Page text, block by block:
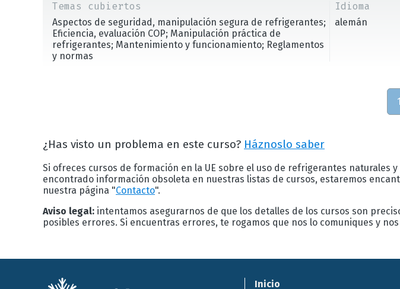
Temas cubiertos
Aspectos de seguridad, manipulación segura de refrigerantes;
Eficiencia, evaluación COP; Manipulación práctica de
refrigerantes; Mantenimiento y funcionamiento; Reglamentos
y normas
Idioma
alemán
1
¿Has visto un problema en este curso? Háznoslo saber
Si ofreces cursos de formación en la UE sobre el uso de refrigerantes naturales
encontrado información obsoleta en nuestras listas de cursos, estaremos
nuestra página "Contacto".
Aviso legal: intentamos asegurarnos de que los detalles de los cursos son
posibles errores. Si encuentras errores, te rogamos que nos lo comuniques y
Inicio